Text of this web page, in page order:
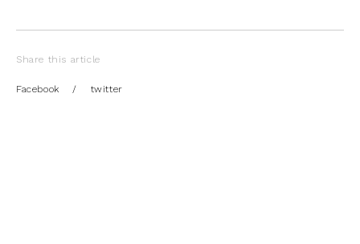
Share this article
Facebook / twitter